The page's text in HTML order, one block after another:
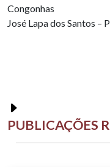
Congonhas
José Lapa dos Santos
PUBLICAÇÕES